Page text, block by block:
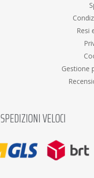
Resi
Gestione
SPEDIZIONI VELOCI